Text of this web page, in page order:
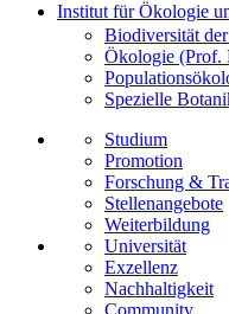
Institut für Ökologie
Biodiversität
Ökologie (Prof.
Spezielle
Studium
Promotion
Forschung &
Stellenangebote
Weiterbildung
Universität
Exzellenz
Nachhaltigkeit